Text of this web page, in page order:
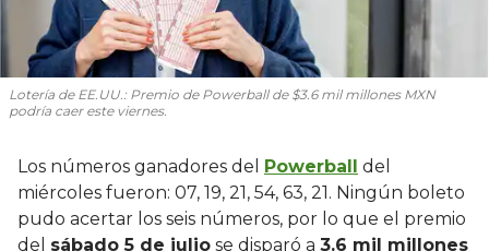
Lotería de EE.UU.: Premio de Powerball de $3.6 mil millones MXN
podría caer este viernes.
Los números ganadores del Powerball del
miércoles fueron: 07, 19, 21, 54, 63, 21. Ningún boleto
pudo acertar los seis números, por lo que el premio
del sábado 5 de julio se disparó a 3.6 mil millones